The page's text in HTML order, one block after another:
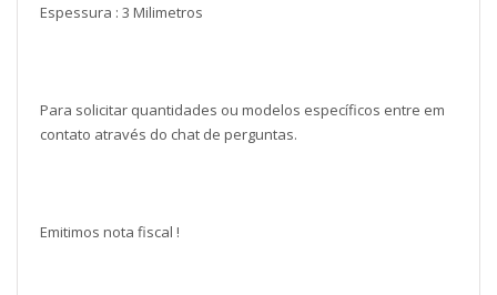
Espessura : 3 Milimetros
Para solicitar quantidades ou modelos específicos entre em
contato através do chat de perguntas.
Emitimos nota fiscal !